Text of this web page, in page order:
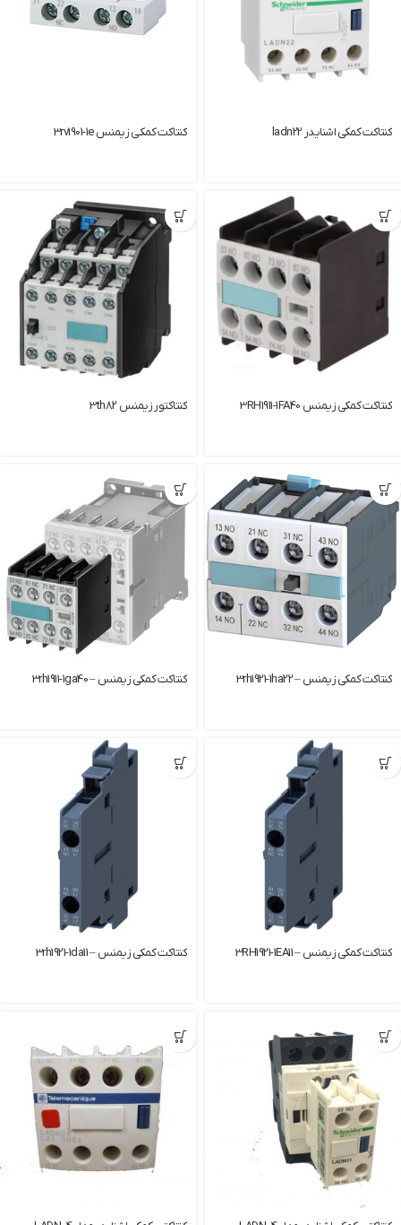
کنتاکت کمکی اشنایدر ladn22 كنتاكت كمكي زيمنس 3rv1901-1e
کنتاکت کمکی زیمنس 3RH1911-1FA40 کنتاکتور زیمنس 3th82
کنتاکت کمکی زیمنس – 3rh1921-1ha22 کنتاکت کمکی زیمنس – 3rh1911-1ga40
کنتاکت کمکی زیمنس – 3RH1921-1EA11 کنتاکت کمکی زیمنس – 3rh1921-1da11